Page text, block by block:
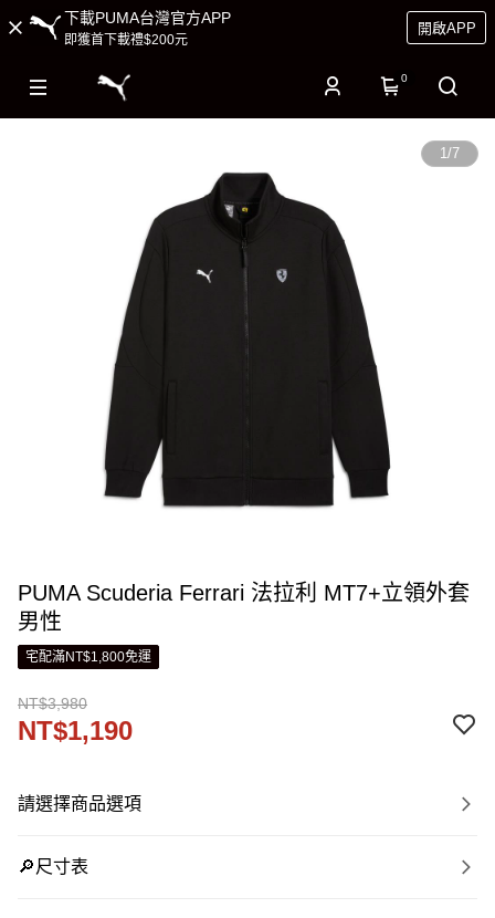
下載PUMA台灣官方APP
即獲首下載禮$200元
開啟APP
0
1/7
PUMA Scuderia Ferrari 法拉利 MT7+立領外套
男性
宅配滿NT$1,800免運
NT$3,980
NT$1,190
請選擇商品選項
🔎尺寸表